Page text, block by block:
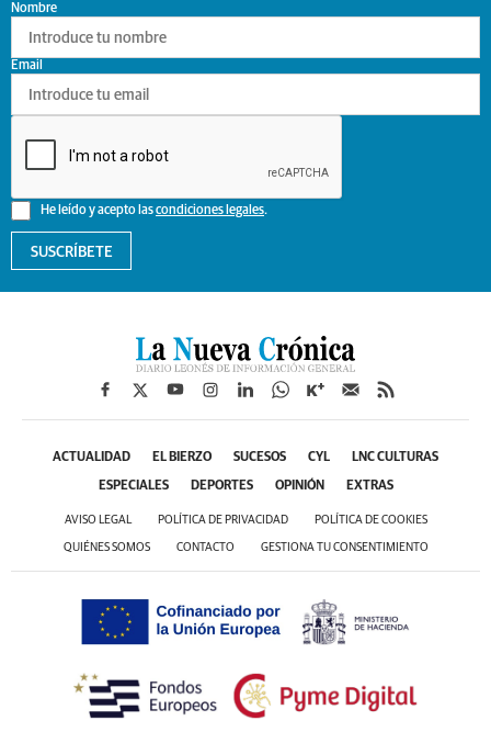
Nombre
He leído y acepto lascondiciones legales.
Email
SUSCRÍBETE
ACTUALIDAD EL BIERZO SUCESOS CYL LNC CULTURAS
ESPECIALES DEPORTES OPINIÓN EXTRAS
AVISO LEGAL POLÍTICA DE PRIVACIDAD POLÍTICA DE COOKIES
QUIÉNES SOMOS CONTACTO GESTIONA TU CONSENTIMIENTO